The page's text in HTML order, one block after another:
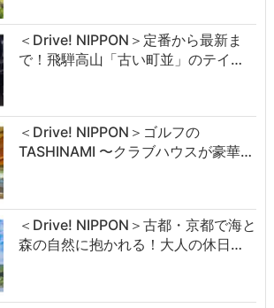
＜Drive! NIPPON＞定番から最新ま
で！飛騨高山「古い町並」のテイ…
＜Drive! NIPPON＞ゴルフの
TASHINAMI 〜クラブハウスが豪華…
＜Drive! NIPPON＞古都・京都で海と
森の自然に抱かれる！大人の休日…